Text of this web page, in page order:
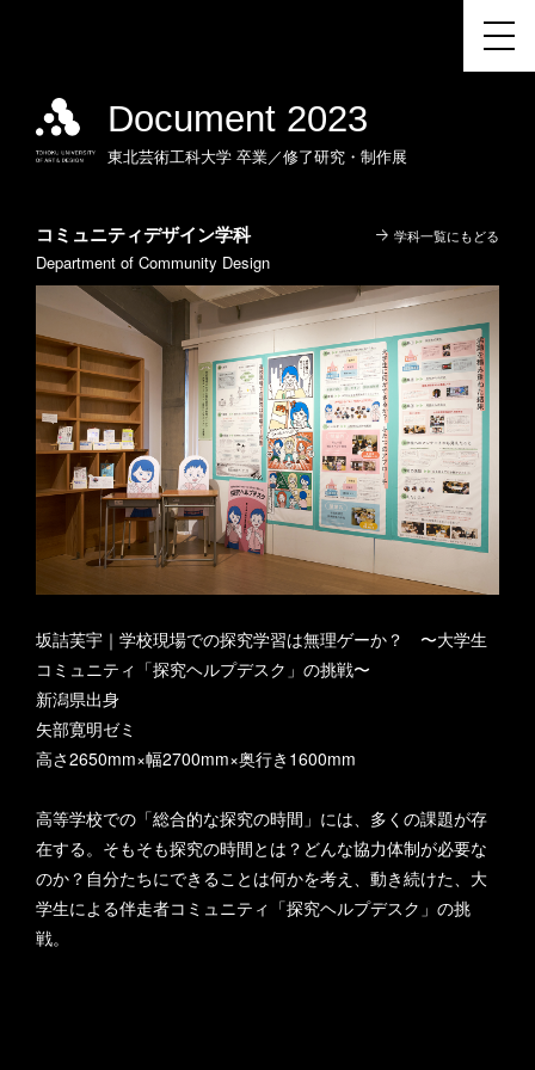
Document 2023
東北芸術工科大学 卒業／修了研究・制作展
学科一覧にもどる
コミュニティデザイン学科
Department of Community Design
坂詰芙宇｜学校現場での探究学習は無理ゲーか？ 〜大学生
コミュニティ「探究ヘルプデスク」の挑戦〜
新潟県出身
矢部寛明ゼミ
高さ2650mm×幅2700mm×奥行き1600mm
高等学校での「総合的な探究の時間」には、多くの課題が存
在する。そもそも探究の時間とは？どんな協力体制が必要な
のか？自分たちにできることは何かを考え、動き続けた、大
学生による伴走者コミュニティ「探究ヘルプデスク」の挑
戦。